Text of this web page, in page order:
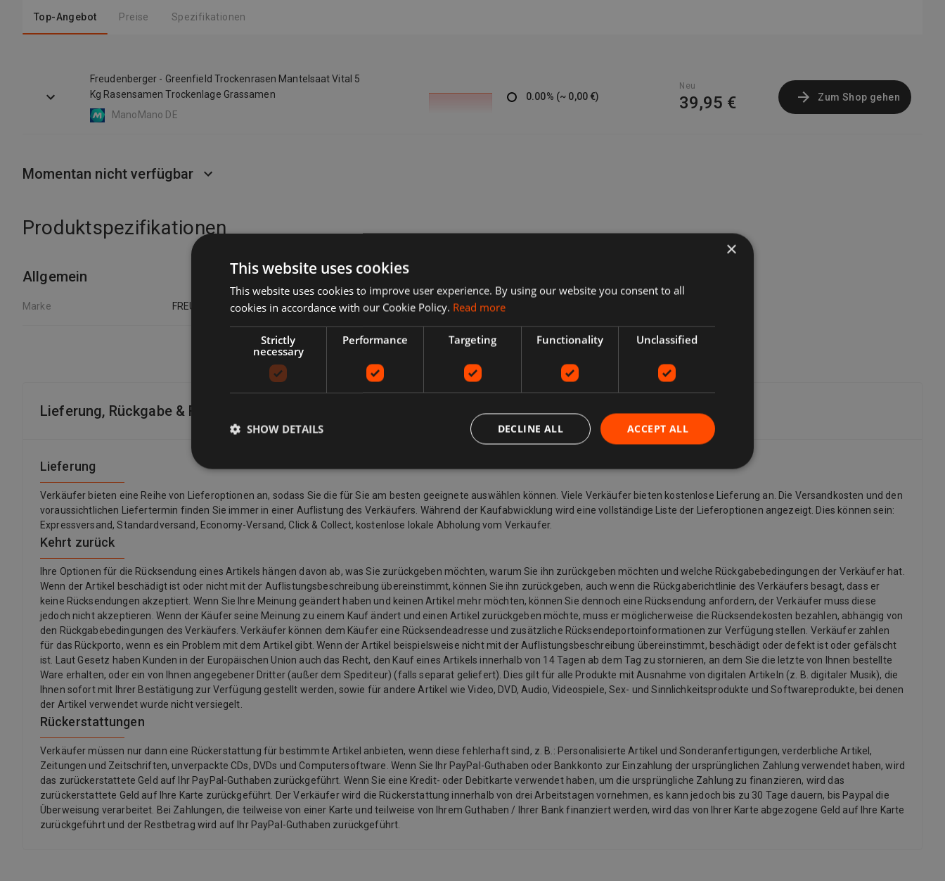
Top-Angebot Preise Spezifikationen
Freudenberger - Greenfield Trockenrasen Mantelsaat Vital 5
Kg Rasensamen Trockenlage Grassamen
ManoMano DE
0.00% (~ 0,00 €)
Neu
39,95 € Zum Shop gehen
Momentan nicht verfügbar
Produktspezifikationen
Allgemein
Marke FREUDENBERGER
Lieferung, Rückgabe & Rückerstattung
Lieferung
Verkäufer bieten eine Reihe von Lieferoptionen an, sodass Sie die für Sie am besten geeignete auswählen können. Viele Verkäufer bieten kostenlose Lieferung an. Die Versandkosten und den
voraussichtlichen Liefertermin finden Sie immer in einer Auflistung des Verkäufers. Während der Kaufabwicklung wird eine vollständige Liste der Lieferoptionen angezeigt. Dies können sein:
Expressversand, Standardversand, Economy-Versand, Click & Collect, kostenlose lokale Abholung vom Verkäufer.
Kehrt zurück
Ihre Optionen für die Rücksendung eines Artikels hängen davon ab, was Sie zurückgeben möchten, warum Sie ihn zurückgeben möchten und welche Rückgabebedingungen der Verkäufer hat.
Wenn der Artikel beschädigt ist oder nicht mit der Auflistungsbeschreibung übereinstimmt, können Sie ihn zurückgeben, auch wenn die Rückgaberichtlinie des Verkäufers besagt, dass er
keine Rücksendungen akzeptiert. Wenn Sie Ihre Meinung geändert haben und keinen Artikel mehr möchten, können Sie dennoch eine Rücksendung anfordern, der Verkäufer muss diese
jedoch nicht akzeptieren. Wenn der Käufer seine Meinung zu einem Kauf ändert und einen Artikel zurückgeben möchte, muss er möglicherweise die Rücksendekosten bezahlen, abhängig von
den Rückgabebedingungen des Verkäufers. Verkäufer können dem Käufer eine Rücksendeadresse und zusätzliche Rücksendeportoinformationen zur Verfügung stellen. Verkäufer zahlen
für das Rückporto, wenn es ein Problem mit dem Artikel gibt. Wenn der Artikel beispielsweise nicht mit der Auflistungsbeschreibung übereinstimmt, beschädigt oder defekt ist oder gefälscht
ist. Laut Gesetz haben Kunden in der Europäischen Union auch das Recht, den Kauf eines Artikels innerhalb von 14 Tagen ab dem Tag zu stornieren, an dem Sie die letzte von Ihnen bestellte
Ware erhalten, oder ein von Ihnen angegebener Dritter (außer dem Spediteur) (falls separat geliefert). Dies gilt für alle Produkte mit Ausnahme von digitalen Artikeln (z. B. digitaler Musik), die
Ihnen sofort mit Ihrer Bestätigung zur Verfügung gestellt werden, sowie für andere Artikel wie Video, DVD, Audio, Videospiele, Sex- und Sinnlichkeitsprodukte und Softwareprodukte, bei denen
der Artikel verwendet wurde nicht versiegelt.
Rückerstattungen
Verkäufer müssen nur dann eine Rückerstattung für bestimmte Artikel anbieten, wenn diese fehlerhaft sind, z. B.: Personalisierte Artikel und Sonderanfertigungen, verderbliche Artikel,
Zeitungen und Zeitschriften, unverpackte CDs, DVDs und Computersoftware. Wenn Sie Ihr PayPal-Guthaben oder Bankkonto zur Einzahlung der ursprünglichen Zahlung verwendet haben, wird
das zurückerstattete Geld auf Ihr PayPal-Guthaben zurückgeführt. Wenn Sie eine Kredit- oder Debitkarte verwendet haben, um die ursprüngliche Zahlung zu finanzieren, wird das
zurückerstattete Geld auf Ihre Karte zurückgeführt. Der Verkäufer wird die Rückerstattung innerhalb von drei Arbeitstagen vornehmen, es kann jedoch bis zu 30 Tage dauern, bis Paypal die
Überweisung verarbeitet. Bei Zahlungen, die teilweise von einer Karte und teilweise von Ihrem Guthaben / Ihrer Bank finanziert werden, wird das von Ihrer Karte abgezogene Geld auf Ihre Karte
zurückgeführt und der Restbetrag wird auf Ihr PayPal-Guthaben zurückgeführt.
×
This website uses cookies
This website uses cookies to improve user experience. By using our website you consent to all
cookies in accordance with our Cookie Policy. Read more
Strictly
necessary
Performance Targeting Functionality Unclassified
ACCEPT ALL
DECLINE ALL
SHOW DETAILS